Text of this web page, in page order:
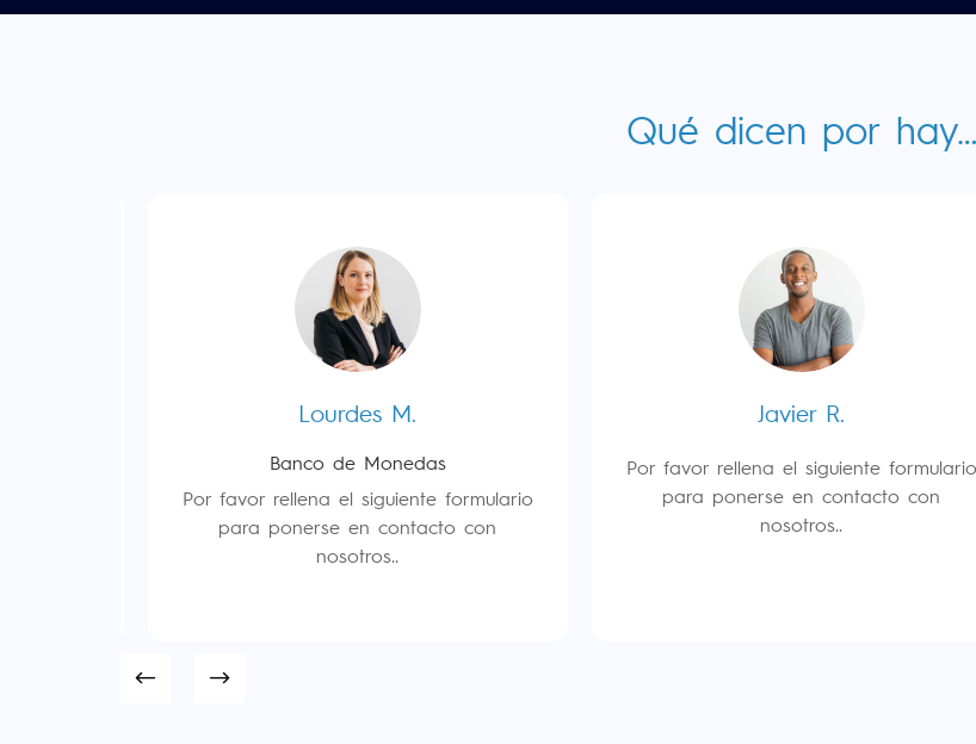
Qué dicen por hay…
Lourdes M.
Banco de Monedas
Por favor rellena el siguiente formulario
para ponerse en contacto con
nosotros..
Javier R.
Por favor rellena el siguiente formulario
para ponerse en contacto con
nosotros..